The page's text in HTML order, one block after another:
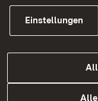
Zusätzliche
Mit der
Ortsteil
Einstellungen